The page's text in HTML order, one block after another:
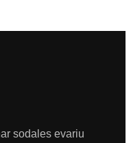
sodales evariu